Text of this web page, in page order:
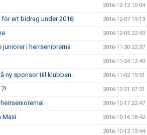
2016-12-12 10:04
ert bidrag under 2016! 2016-12-07 19:13
2016-12-05 22:43
i herrseniorerna 2016-11-30 22:37
2016-11-24 12:40
ny sponsor till klubben. 2016-11-02 19:51
2016-10-21 07:21
2016-10-17 22:47
Maxi 2016-10-16 18:42
2016-10-12 13:44